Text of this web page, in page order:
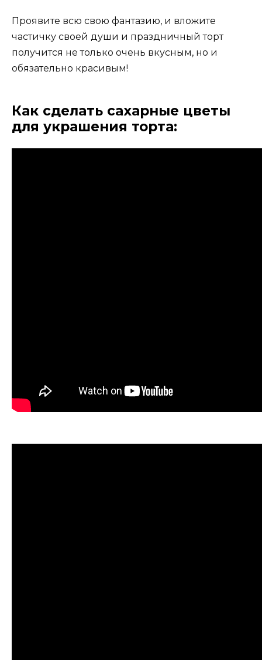
Проявите всю свою фантазию, и вложите
частичку своей души и праздничный торт
получится не только очень вкусным, но и
обязательно красивым!
Как сделать сахарные цветы
для украшения торта: